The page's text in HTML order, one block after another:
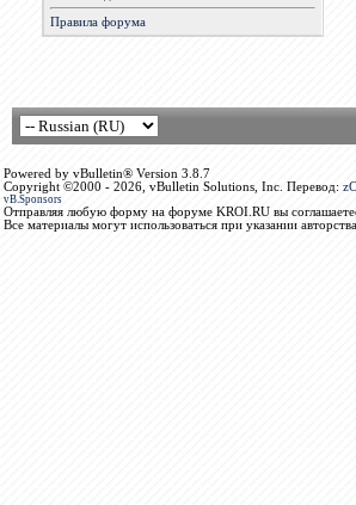
Правила форума
Powered by vBulletin® Version 3.8.7
Copyright ©2000 - 2026, vBulletin Solutions, Inc. Перевод:
vB.Sponsors
Отправляя любую форму на форуме KROI.RU вы
Все материалы могут использоваться при указании